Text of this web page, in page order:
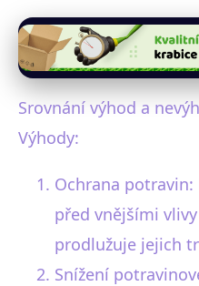
Srovnání výhod a
Výhody:
Ochrana
před vnějšími
prodlužuje jejich
Snížení